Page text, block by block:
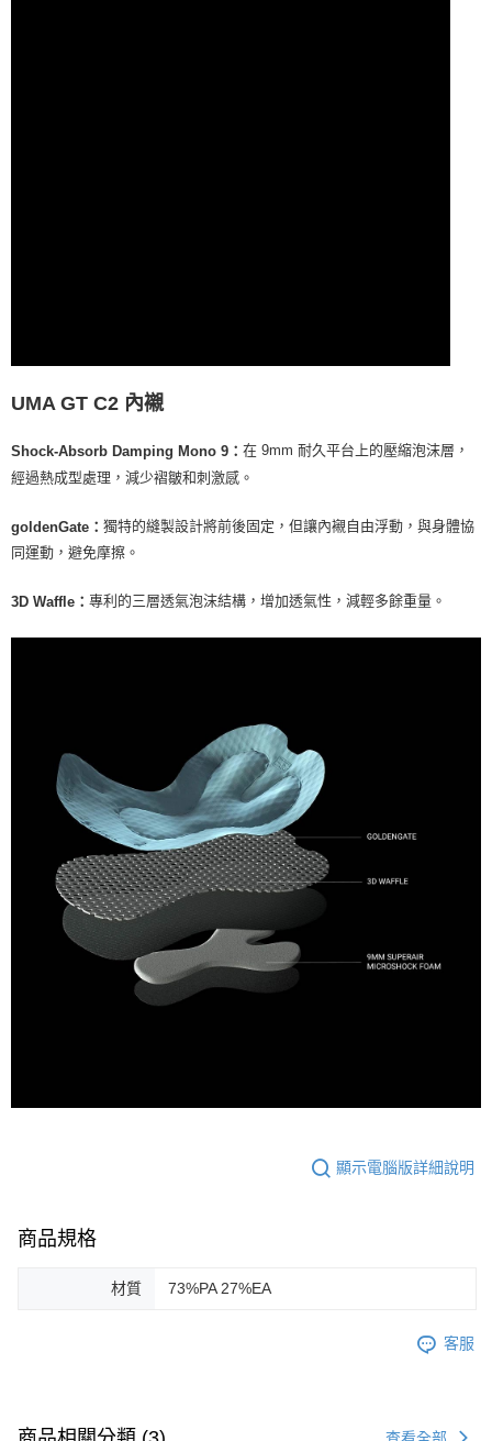
UMA GT C2 內襯
Shock-Absorb Damping Mono 9： 在 9mm 耐久平台上的壓縮泡沫層，
經過熱成型處理，減少褶皺和刺激感。
goldenGate： 獨特的縫製設計將前後固定，但讓內襯自由浮動，與身體協
同運動，避免摩擦。
3D Waffle： 專利的三層透氣泡沫結構，增加透氣性，減輕多餘重量。
顯示電腦版詳細說明
商品規格
材質 73%PA 27%EA
客服